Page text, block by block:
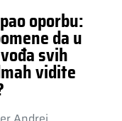
oporbu:
da u
svih
vidite